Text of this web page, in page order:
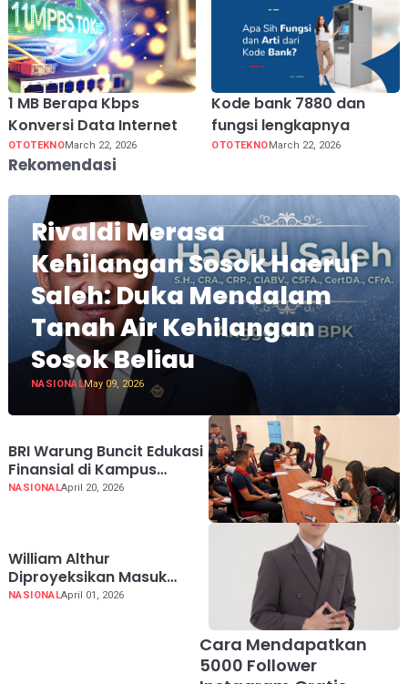
1 MB Berapa Kbps
Konversi Data Internet
OTOTEKNOMarch 22, 2026
Kode bank 7880 dan
fungsi lengkapnya
OTOTEKNOMarch 22, 2026
Rekomendasi
Rivaldi Merasa
Kehilangan Sosok Haerul
Saleh: Duka Mendalam
Tanah Air Kehilangan
Sosok Beliau
NASIONALMay 09, 2026
BRI Warung Buncit Edukasi
Finansial di Kampus
Poltekip
NASIONALApril 20, 2026
William Althur
Diproyeksikan Masuk
Direksi Perusahaan Energi
NASIONALApril 01, 2026
Cara Mendapatkan
5000 Follower